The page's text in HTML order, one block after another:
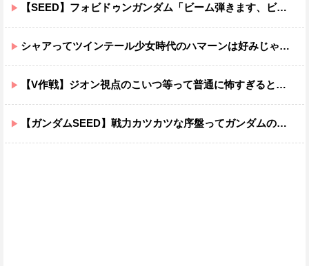
【SEED】フォビドゥンガンダム「ビーム弾きます、ビーム曲げられます、空飛びます」←二世代目でこれ出来るのおかしいだろ
シャアってツインテール少女時代のハマーンは好みじゃなかったの？
【V作戦】ジオン視点のこいつ等って普通に怖すぎると思う…
【ガンダムSEED】戦力カツカツな序盤ってガンダムの中だと割と珍しい気がする